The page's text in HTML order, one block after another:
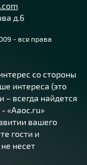
д.6
- все права
со стороны
интереса (это
– всегда найдется
«Aaoc.ru»
вашего
гости и
несет